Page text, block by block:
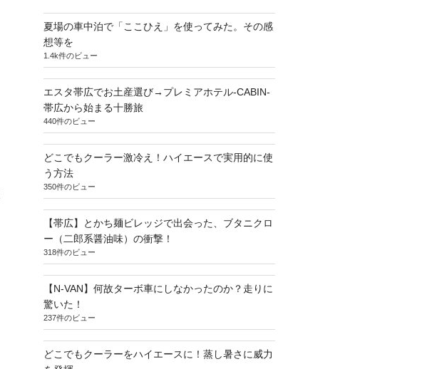
夏場の車中泊で「ここひえ」を使ってみた。その感
想等を
1.4k件のビュー
エスタ帯広でお土産選び→プレミアホテル-CABIN-
帯広から始まる十勝旅
440件のビュー
どこでもクーラー激冷え！ハイエースで実用的に使
う方法
350件のビュー
【帯広】とかち麺ビレッジで出会った、ブタニクロ
ー（二郎系醤油味）の衝撃！
318件のビュー
【N-VAN】何故ターボ車にしなかったのか？走りに
驚いた！
237件のビュー
どこでもクーラーをハイエースに！蒸し暑さに威力